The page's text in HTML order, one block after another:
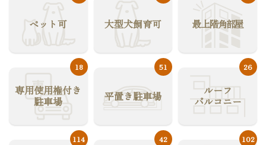
ペット可 大型犬飼育可 最上階角部屋
18
専用使用権付き
駐車場
51
平置き駐車場
26
ルーフ
バルコニー
114 42 102